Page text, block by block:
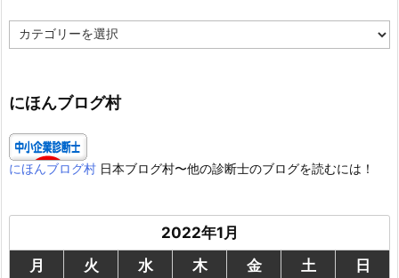
テ
ー
にほんブログ村
にほんブログ村 日本ブログ村〜他の診断士のブログを読むには！
2022年1月
月
火 水 木 金 土
日